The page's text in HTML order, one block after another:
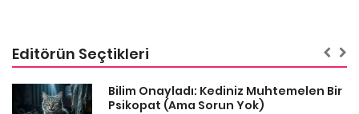
Editörün Seçtikleri
Bilim Onayladı: Kediniz Muhtemelen Bir
Psikopat (Ama Sorun Yok)